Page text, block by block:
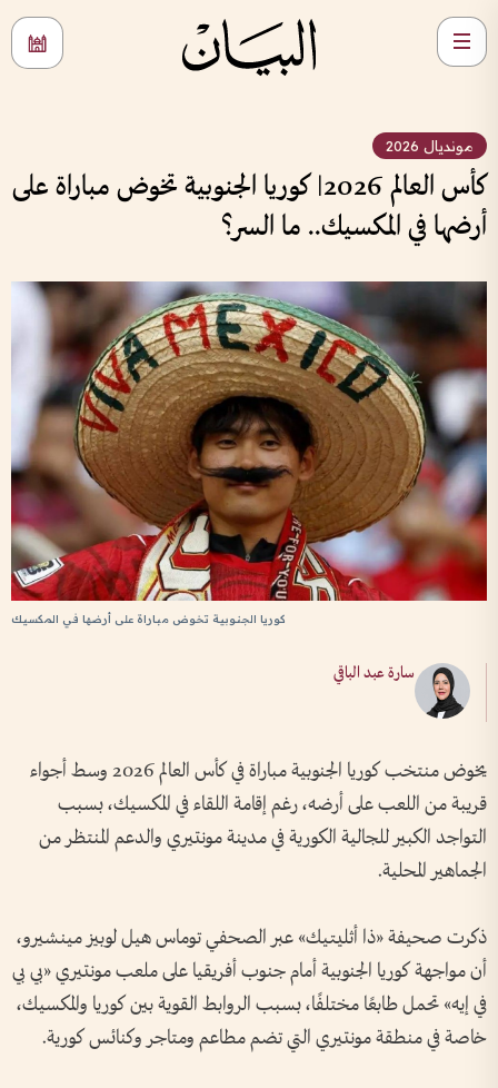
مونديال 2026
كأس العالم 2026| كوريا الجنوبية تخوض مباراة على
أرضها في المكسيك.. ما السر؟
كوريا الجنوبية تخوض مباراة على أرضها في المكسيك
سارة عبد الباقي
يخوض منتخب كوريا الجنوبية مباراة في كأس العالم 2026 وسط أجواء
قريبة من اللعب على أرضه، رغم إقامة اللقاء في المكسيك، بسبب
التواجد الكبير للجالية الكورية في مدينة مونتيري والدعم المنتظر من
الجماهير المحلية.
ذكرت صحيفة «ذا أثليتيك» عبر الصحفي توماس هيل لوبيز مينشيرو،
أن مواجهة كوريا الجنوبية أمام جنوب أفريقيا على ملعب مونتيري «بي بي
في إيه» تحمل طابعًا مختلفًا، بسبب الروابط القوية بين كوريا والمكسيك،
خاصة في منطقة مونتيري التي تضم مطاعم ومتاجر وكنائس كورية.